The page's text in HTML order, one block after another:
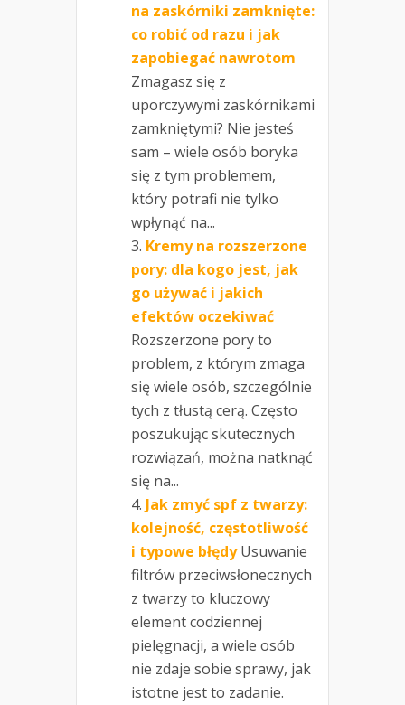
na zaskórniki zamknięte:
co robić od razu i jak
zapobiegać nawrotom
Zmagasz się z
uporczywymi zaskórnikami
zamkniętymi? Nie jesteś
sam – wiele osób boryka
się z tym problemem,
który potrafi nie tylko
wpłynąć na...
Kremy na rozszerzone
pory: dla kogo jest, jak
go używać i jakich
efektów oczekiwać
Rozszerzone pory to
problem, z którym zmaga
się wiele osób, szczególnie
tych z tłustą cerą. Często
poszukując skutecznych
rozwiązań, można natknąć
się na...
Jak zmyć spf z twarzy:
kolejność, częstotliwość
i typowe błędy Usuwanie
filtrów przeciwsłonecznych
z twarzy to kluczowy
element codziennej
pielęgnacji, a wiele osób
nie zdaje sobie sprawy, jak
istotne jest to zadanie.